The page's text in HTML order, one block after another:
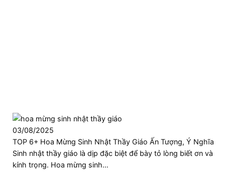
03/08/2025
TOP 6+ Hoa Mừng Sinh Nhật Thầy Giáo Ấn Tượng, Ý Nghĩa
Sinh nhật thầy giáo là dịp đặc biệt để bày tỏ lòng biết ơn và
kính trọng. Hoa mừng sinh…